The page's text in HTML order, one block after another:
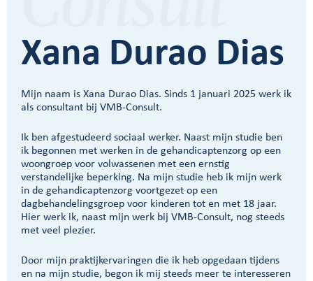
Xana Durao Dias
Mijn naam is Xana Durao Dias. Sinds 1 januari 2025 werk ik
als consultant bij VMB-Consult.
Ik ben afgestudeerd sociaal werker. Naast mijn studie ben
ik begonnen met werken in de gehandicaptenzorg op een
woongroep voor volwassenen met een ernstig
verstandelijke beperking. Na mijn studie heb ik mijn werk
in de gehandicaptenzorg voortgezet op een
dagbehandelingsgroep voor kinderen tot en met 18 jaar.
Hier werk ik, naast mijn werk bij VMB-Consult, nog steeds
met veel plezier.
Door mijn praktijkervaringen die ik heb opgedaan tijdens
en na mijn studie, begon ik mij steeds meer te interesseren